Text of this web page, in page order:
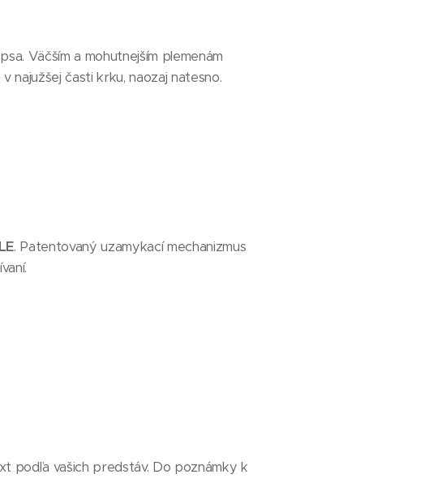
Väčším a mohutnejším plemenám
najužšej časti krku, naozaj natesno.
. Patentovaný uzamykací mechanizmus
podľa vašich predstáv. Do poznámky k